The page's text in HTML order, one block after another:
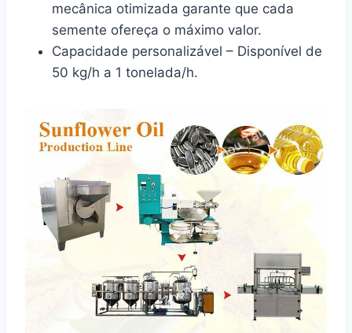
mecânica otimizada garante que cada
semente ofereça o máximo valor.
Capacidade personalizável – Disponível de
50 kg/h a 1 tonelada/h.